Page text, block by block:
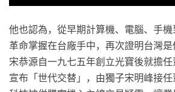
他也認為，從早期計算機、電腦、手
革命掌握在台廠手中，再次證明台灣是
宋恭源自一九七五年創立光寶後就擔
宣布「世代交替」，由獨子宋明峰接